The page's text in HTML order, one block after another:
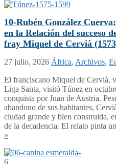
10-Rubén González
en la Relación del succeso
fray Miquel de Cervià
27 julio, 2026 África, Archivos,
El franciscano Miquel de Cervià,
Liga Santa, visitó Túnez en
conquista por Juan de Austria.
abandono de sus habitantes,
ciudad grande y bien construida,
de la decadencia. El relato pinta
»